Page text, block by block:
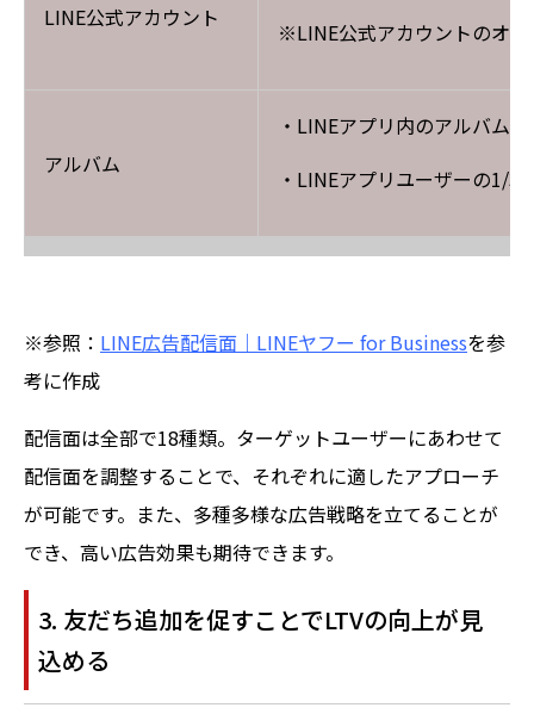
LINE公式アカウント
※LINE公式アカウントのオ
アルバム
・LINEアプリ内のアルバム
・LINEアプリユーザーの1/
※参照： LINE広告配信面｜LINEヤフー for Businessを参
考に作成
配信面は全部で18種類。ターゲットユーザーにあわせて
配信面を調整することで、それぞれに適したアプローチ
が可能です。また、多種多様な広告戦略を立てることが
でき、高い広告効果も期待できます。
3. 友だち追加を促すことでLTVの向上が見
込める